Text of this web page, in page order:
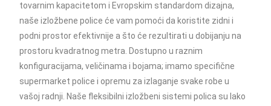
tovarnim kapacitetom i Evropskim standardom dizajna,
naše izložbene police će vam pomoći da koristite zidni i
podni prostor efektivnije a što će rezultirati u dobijanju na
prostoru kvadratnog metra. Dostupno u raznim
konfiguracijama, veličinama i bojama; imamo specifične
supermarket police i opremu za izlaganje svake robe u
vašoj radnji. Naše fleksibilni izložbeni sistemi polica su lako